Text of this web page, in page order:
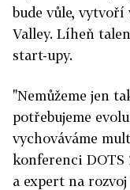
bude vůle, vytvoří
Valley. Líheň
start-upy.
"Nemůžeme jen
potřebujeme
vychováváme
konferenci DOTS
a expert na